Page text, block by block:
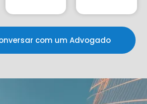
com um Advogado